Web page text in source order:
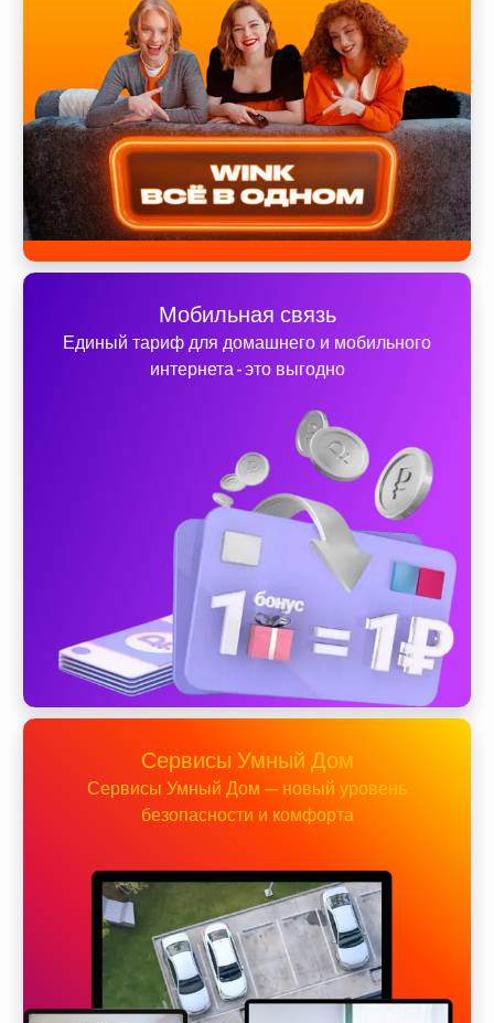
Мобильная связь
Единый тариф для домашнего и мобильного
интернета - это выгодно
Сервисы Умный Дом
Сервисы Умный Дом — новый уровень
безопасности и комфорта